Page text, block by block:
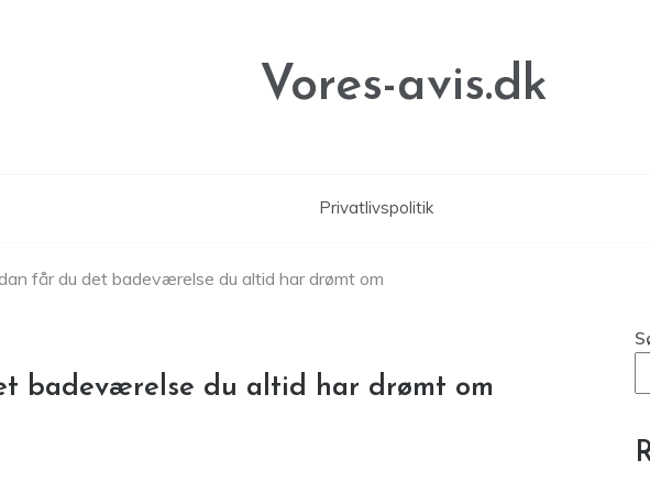
Vores-avis.dk
Privatlivspolitik
får du det badeværelse du altid har drømt om
badeværelse du altid har drømt om